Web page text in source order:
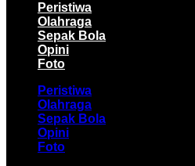
Peristiwa
Olahraga
Sepak Bola
Opini
Foto
Peristiwa
Olahraga
Sepak Bola
Opini
Foto